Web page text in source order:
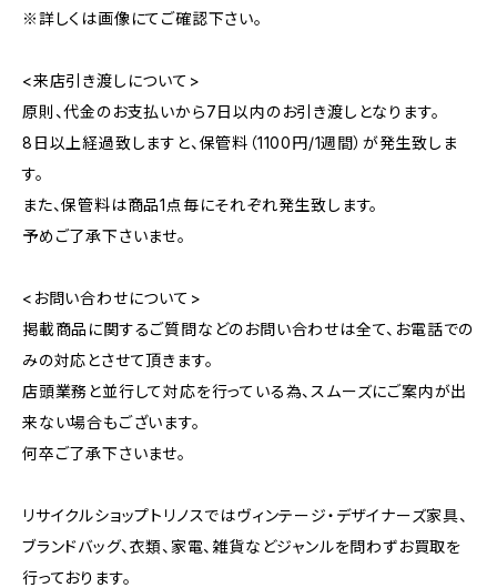
※詳しくは画像にてご確認下さい。
<来店引き渡しについて>
原則、代金のお支払いから7日以内のお引き渡しとなります。
8日以上経過致しますと、保管料（1100円/1週間）が発生致しま
す。
また、保管料は商品1点毎にそれぞれ発生致します。
予めご了承下さいませ。
<お問い合わせについて>
掲載商品に関するご質問などのお問い合わせは全て、お電話での
みの対応とさせて頂きます。
店頭業務と並行して対応を行っている為、スムーズにご案内が出
来ない場合もございます。
何卒ご了承下さいませ。
リサイクルショップトリノスではヴィンテージ・デザイナーズ家具、
ブランドバッグ、衣類、家電、雑貨などジャンルを問わずお買取を
行っております。